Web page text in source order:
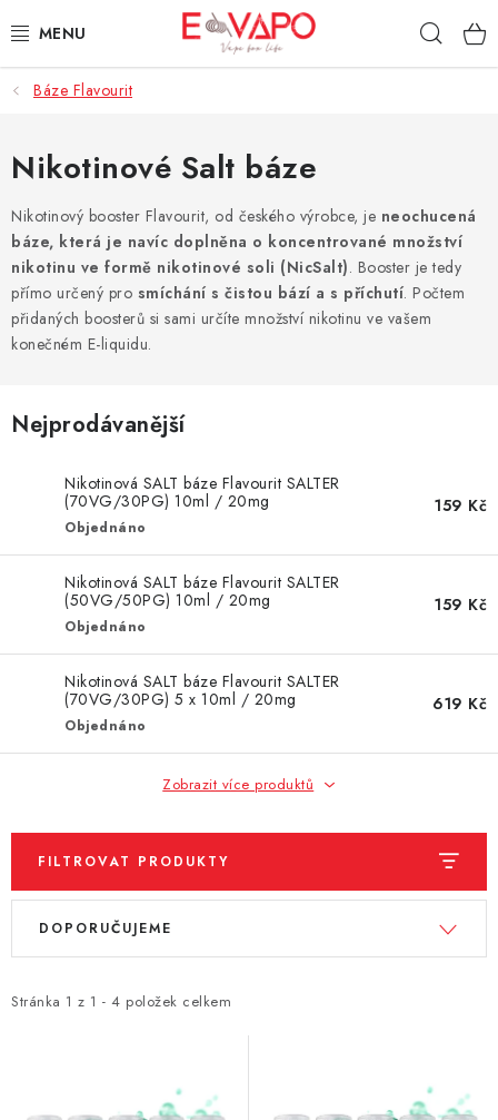
na
3D TISK
TIPY ZA DOBROU CENU
AROMATA A PŘÍCHUTĚ
BÁZE
E-LIQUIDY
NIKOTINOVÉ SÁČKY
DÁRKOVÉ VOUCHERY
ATOMIZÉRY A CARTRIDGE
BATERIE A NABÍJEČKY
GRIPY & MODY
JEDNORÁZOVÉ A DOBÍJECÍ E-CIGARETY
PŘÍSLUŠENSTVÍ
ZNAČKY
Báze Flavourit
Nikotinové Salt báze
Nikotinový booster Flavourit, od českého výrobce, je neochucená
báze, která je navíc doplněna o koncentrované množství
nikotinu ve formě nikotinové soli (NicSalt). Booster je tedy
přímo určený pro smíchání s čistou bází a s příchutí. Počtem
přidaných boosterů si sami určíte množství nikotinu ve vašem
konečném E-liquidu.
Nejprodávanější
Nikotinová SALT báze Flavourit SALTER
(70VG/30PG) 10ml / 20mg
Objednáno
159 Kč
Nikotinová SALT báze Flavourit SALTER
(50VG/50PG) 10ml / 20mg
Objednáno
159 Kč
Nikotinová SALT báze Flavourit SALTER
(70VG/30PG) 5 x 10ml / 20mg
Objednáno
619 Kč
Zobrazit více produktů
FILTROVAT PRODUKTY
V
i
Stránka 1 z 1 - 4 položek celkem
Ř
e
DOPORUČUJEME